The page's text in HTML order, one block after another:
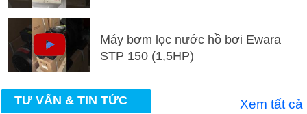
Máy bơm lọc nước hồ bơi Ewara
STP 150 (1,5HP)
TƯ VẤN & TIN TỨC Xem tất cả